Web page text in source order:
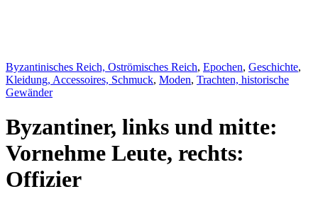
Byzantinisches Reich, Oströmisches Reich, Epochen, Geschichte,
Kleidung, Accessoires, Schmuck, Moden, Trachten, historische
Gewänder
Byzantiner, links und mitte:
Vornehme Leute, rechts:
Offizier